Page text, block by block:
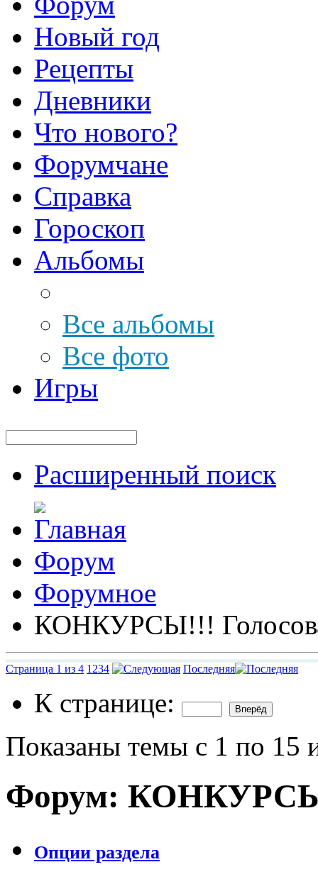
Новый год
Рецепты
Дневники
Что нового?
Форумчане
Справка
Гороскоп
Альбомы
Все альбомы
Все фото
Игры
Расширенный поиск
Форум
Форумное
КОНКУРСЫ!!!
Страница 1 из 4 1 234 Последняя
К странице:
Показаны темы с 1 по 15
Форум:
Опции раздела